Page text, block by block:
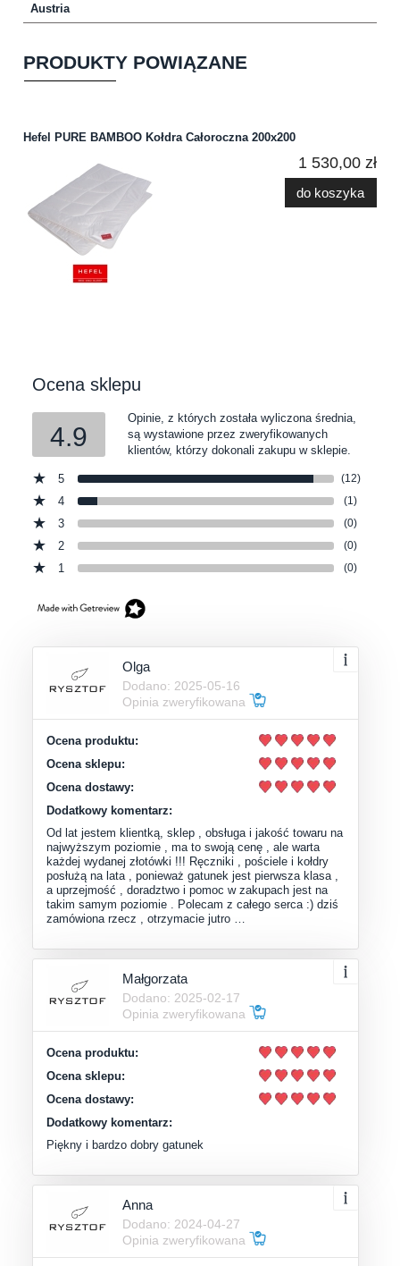
Austria
PRODUKTY POWIĄZANE
Hefel PURE BAMBOO Kołdra Całoroczna 200x200
1 530,00 zł
do koszyka
Ocena sklepu
4.9
Opinie, z których została wyliczona średnia,
są wystawione przez zweryfikowanych
klientów, którzy dokonali zakupu w sklepie.
5 (12)
4 (1)
3 (0)
2 (0)
1 (0)
Olga
Dodano: 2025-05-16
Opinia zweryfikowana
Ocena produktu:
Ocena sklepu:
Ocena dostawy:
Dodatkowy komentarz:
Od lat jestem klientką, sklep , obsługa i jakość towaru na
najwyższym poziomie , ma to swoją cenę , ale warta
każdej wydanej złotówki !!! Ręczniki , pościele i kołdry
posłużą na lata , ponieważ gatunek jest pierwsza klasa ,
a uprzejmość , doradztwo i pomoc w zakupach jest na
takim samym poziomie . Polecam z całego serca :) dziś
zamówiona rzecz , otrzymacie jutro …
Małgorzata
Dodano: 2025-02-17
Opinia zweryfikowana
Ocena produktu:
Ocena sklepu:
Ocena dostawy:
Dodatkowy komentarz:
Piękny i bardzo dobry gatunek
Anna
Dodano: 2024-04-27
Opinia zweryfikowana